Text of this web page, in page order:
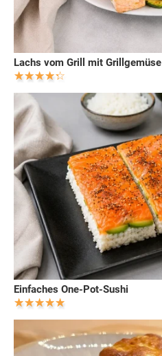
Lachs vom Grill mit Grillgemüse
Einfaches One-Pot-Sushi